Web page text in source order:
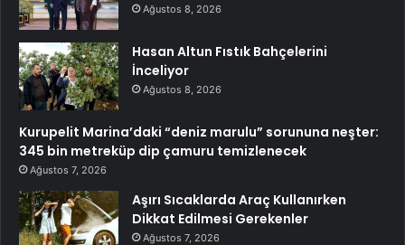
Ağustos 8, 2026
Hasan Altun Fıstık Bahçelerini
İnceliyor
Ağustos 8, 2026
Kurupelit Marina’daki “deniz marulu” sorununa neşter:
345 bin metreküp dip çamuru temizlenecek
Ağustos 7, 2026
Aşırı Sıcaklarda Araç Kullanırken
Dikkat Edilmesi Gerekenler
Ağustos 7, 2026